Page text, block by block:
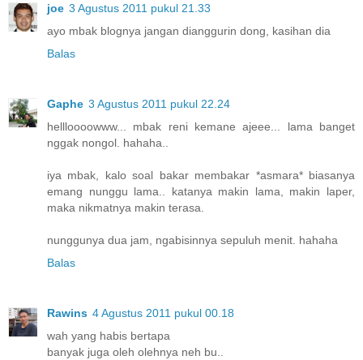
joe 3 Agustus 2011 pukul 21.33
ayo mbak blognya jangan dianggurin dong, kasihan dia
Balas
Gaphe 3 Agustus 2011 pukul 22.24
hellloooowww... mbak reni kemane ajeee... lama banget
nggak nongol. hahaha..
iya mbak, kalo soal bakar membakar *asmara* biasanya
emang nunggu lama.. katanya makin lama, makin laper,
maka nikmatnya makin terasa.
nunggunya dua jam, ngabisinnya sepuluh menit. hahaha
Balas
Rawins 4 Agustus 2011 pukul 00.18
wah yang habis bertapa
banyak juga oleh olehnya neh bu..